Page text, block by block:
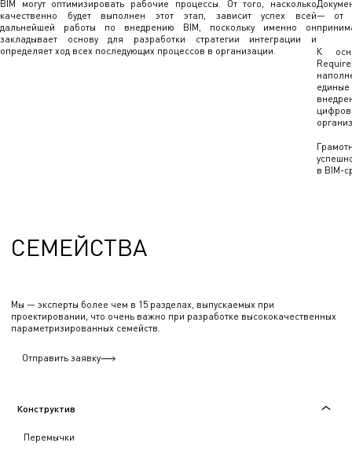
BIM могут оптимизировать рабочие процессы. От того, насколько
качественно будет выполнен этот этап, зависит успех всей
дальнейшей работы по внедрению BIM, поскольку именно он
закладывает основу для разработки стратегии интеграции и
определяет ход всех последующих процессов в организации.
— от
К
в BIM-
СЕМЕЙСТВА
Мы — эксперты более чем в 15 разделах, выпускаемых при
проектировании, что очень важно при разработке высококачественных
параметризированных семейств.
Отправить заявку
Конструктив
Перемычки